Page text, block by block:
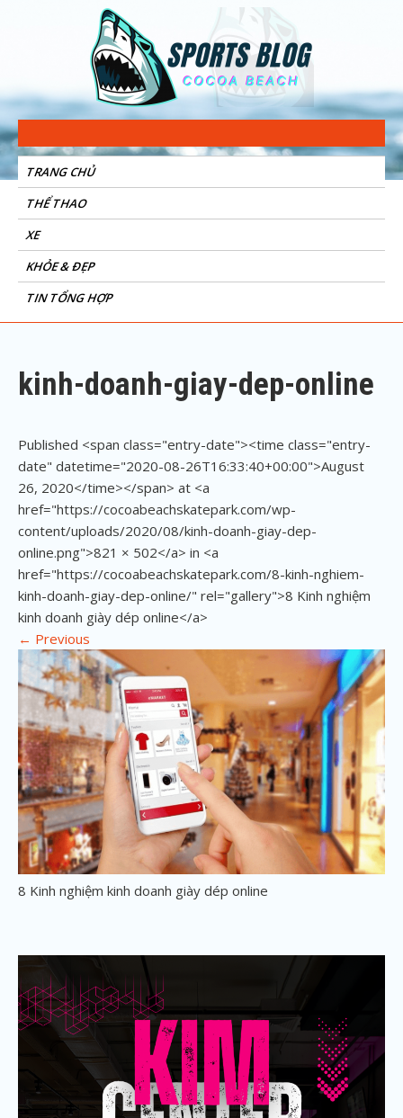
Sports Blog
Cocoa Beach
TRANG CHỦ
THỂ THAO
XE
KHỎE & ĐẸP
TIN TỔNG HỢP
kinh-doanh-giay-dep-online
Published <span class="entry-date"><time class="entry-
date" datetime="2020-08-26T16:33:40+00:00">August
26, 2020</time></span> at <a
href="https://cocoabeachskatepark.com/wp-
content/uploads/2020/08/kinh-doanh-giay-dep-
online.png">821 × 502</a> in <a
href="https://cocoabeachskatepark.com/8-kinh-nghiem-
kinh-doanh-giay-dep-online/" rel="gallery">8 Kinh nghiệm
kinh doanh giày dép online</a>
← Previous
8 Kinh nghiệm kinh doanh giày dép online